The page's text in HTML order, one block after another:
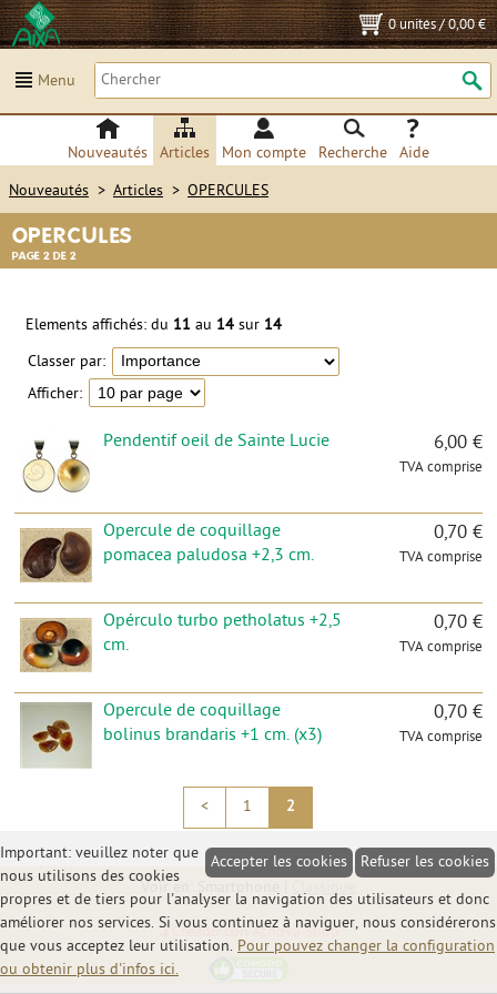
0 unités/0,00 €
Menu
Nouveautés Articles Mon compte Recherche Aide
Nouveautés > Articles > OPERCULES
OPERCULES
PAGE 2 DE 2
Elements affichés: du 11 au 14 sur 14
Classer par:
Afficher:
Pendentif oeil de Sainte Lucie 6,00 €
TVA comprise
Opercule de coquillage
pomacea paludosa +2,3 cm.
0,70 €
TVA comprise
Opérculo turbo petholatus +2,5
cm.
0,70 €
TVA comprise
Opercule de coquillage
bolinus brandaris +1 cm. (x3)
0,70 €
TVA comprise
< 1 2
Voir en: Smartphone | Classique
Creado con Atnova Shop
Refuser les cookies
Accepter les cookies
Important: veuillez noter que
nous utilisons des cookies
propres et de tiers pour l'analyser la navigation des utilisateurs et donc
améliorer nos services. Si vous continuez à naviguer, nous considérerons
que vous acceptez leur utilisation. Pour pouvez changer la configuration
ou obtenir plus d'infos ici.